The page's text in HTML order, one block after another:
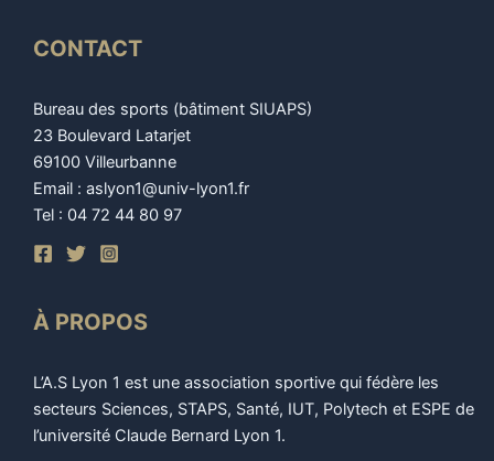
CONTACT
Bureau des sports (bâtiment SIUAPS)
23 Boulevard Latarjet
69100 Villeurbanne
Email : aslyon1@univ-lyon1.fr
Tel : 04 72 44 80 97
À PROPOS
L’A.S Lyon 1 est une association sportive qui fédère les
secteurs Sciences, STAPS, Santé, IUT, Polytech et ESPE de
l’université Claude Bernard Lyon 1.